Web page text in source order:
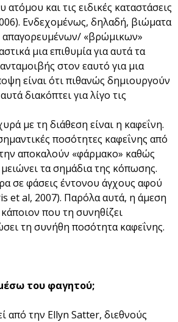
και τις ειδικές καταστάσεις
Ενδεχομένως, δηλαδή, βιώματα
απαγορευμένων/ «βρώμικων»
μια επιθυμία για αυτά τα
στον εαυτό για μια
είναι ότι πιθανώς δημιουργούν
διακόπτει για λίγο τις
με τη διάθεση είναι η καφεΐνη.
ποσότητες καφεΐνης από
αποκαλούν «φάρμακο» καθώς
τα σημάδια της κόπωσης.
σε φάσεις έντονου άγχους αφού
et al, 2007). Παρόλα αυτά, η άμεση
που τη συνηθίζει
τη συνήθη ποσότητα καφεΐνης.
του φαγητού;
από την Ellyn Satter, διεθνούς